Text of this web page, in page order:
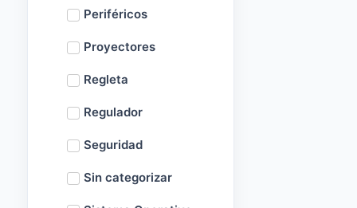
Periféricos
Proyectores
Regleta
Regulador
Seguridad
Sin categorizar